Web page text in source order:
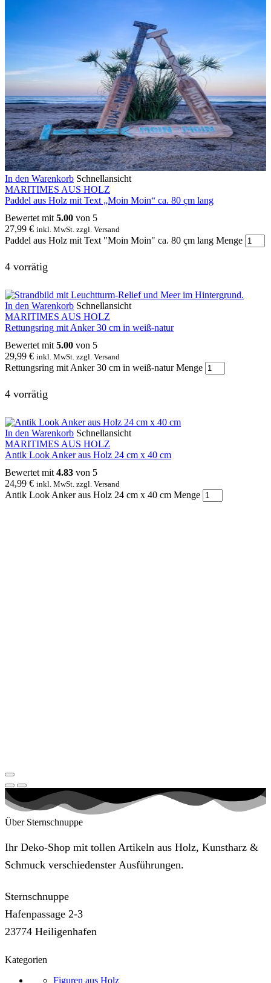
In den Warenkorb Schnellansicht
MARITIMES AUS HOLZ
Paddel aus Holz mit Text „Moin Moin“ ca. 80 çm lang
Bewertet mit 5.00 von 5
27,99 € inkl. MwSt. zzgl. Versand
Paddel aus Holz mit Text "Moin Moin" ca. 80 çm lang Menge
4 vorrätig
In den Warenkorb Schnellansicht
MARITIMES AUS HOLZ
Rettungsring mit Anker 30 cm in weiß-natur
Bewertet mit 5.00 von 5
29,99 € inkl. MwSt. zzgl. Versand
Rettungsring mit Anker 30 cm in weiß-natur Menge
4 vorrätig
In den Warenkorb Schnellansicht
MARITIMES AUS HOLZ
Antik Look Anker aus Holz 24 cm x 40 cm
Bewertet mit4.83 von 5
24,99 € inkl. MwSt. zzgl. Versand
Antik Look Anker aus Holz 24 cm x 40 cm Menge
Über Sternschnuppe
Ihr Deko-Shop mit tollen Artikeln aus Holz, Kunstharz &
Schmuck verschiedenster Ausführungen.
Sternschnuppe
Hafenpassage 2-3
23774 Heiligenhafen
Kategorien
Figuren aus Holz